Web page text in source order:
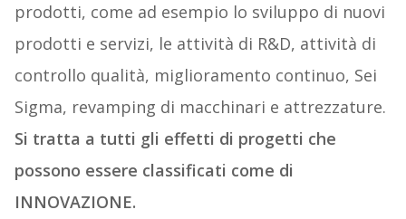
prodotti, come ad esempio lo sviluppo di nuovi
prodotti e servizi, le attività di R&D, attività di
controllo qualità, miglioramento continuo, Sei
Sigma, revamping di macchinari e attrezzature.
Si tratta a tutti gli effetti di progetti che
possono essere classificati come di
INNOVAZIONE.